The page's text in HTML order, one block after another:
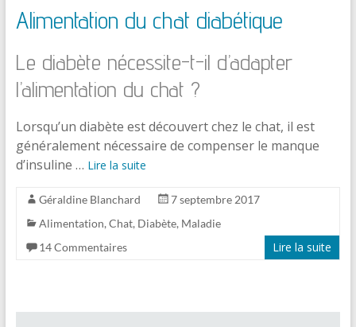
Alimentation du chat diabétique
Le diabète nécessite-t-il d’adapter
l’alimentation du chat ?
Lorsqu’un diabète est découvert chez le chat, il est
généralement nécessaire de compenser le manque
d’insuline … Lire la suite
Géraldine Blanchard
7 septembre 2017
Alimentation, Chat, Diabète, Maladie
14 Commentaires
Lire la suite